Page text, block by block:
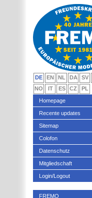
DE EN NL DA SV
NO
IT ES CZ
PL
Homepage
Recente updates
Sitemap
Colofon
Datenschutz
Mitgliedschaft
Login/Logout
FREMO